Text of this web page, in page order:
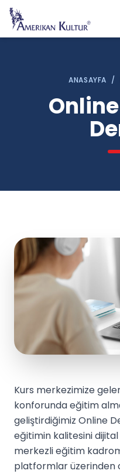
ANASAYFA /
Kurs merkezimize
konforunda eğitim
geliştirdiğimiz Online
eğitimin kalitesini
merkezli eğitim
platformlar üzerinden